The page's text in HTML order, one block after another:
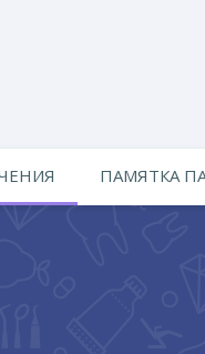
ПАМЯТКА